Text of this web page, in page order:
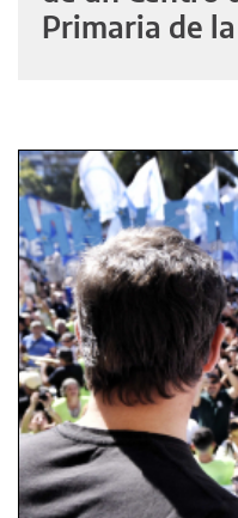
Primaria de